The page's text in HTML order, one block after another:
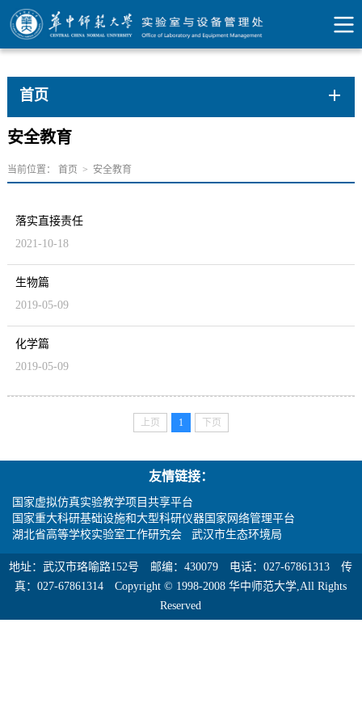
首页
安全教育
当前位置： 首页 > 安全教育
落实直接责任
2021-10-18
生物篇
2019-05-09
化学篇
2019-05-09
上页 1 下页
友情链接：
国家虚拟仿真实验教学项目共享平台
国家重大科研基础设施和大型科研仪器国家网络管理平台
湖北省高等学校实验室工作研究会
武汉市生态环境局
地址：武汉市珞喻路152号 邮编：430079 电话：027-67861313 传
真：027-67861314 Copyright © 1998-2008 华中师范大学,All Rights
Reserved